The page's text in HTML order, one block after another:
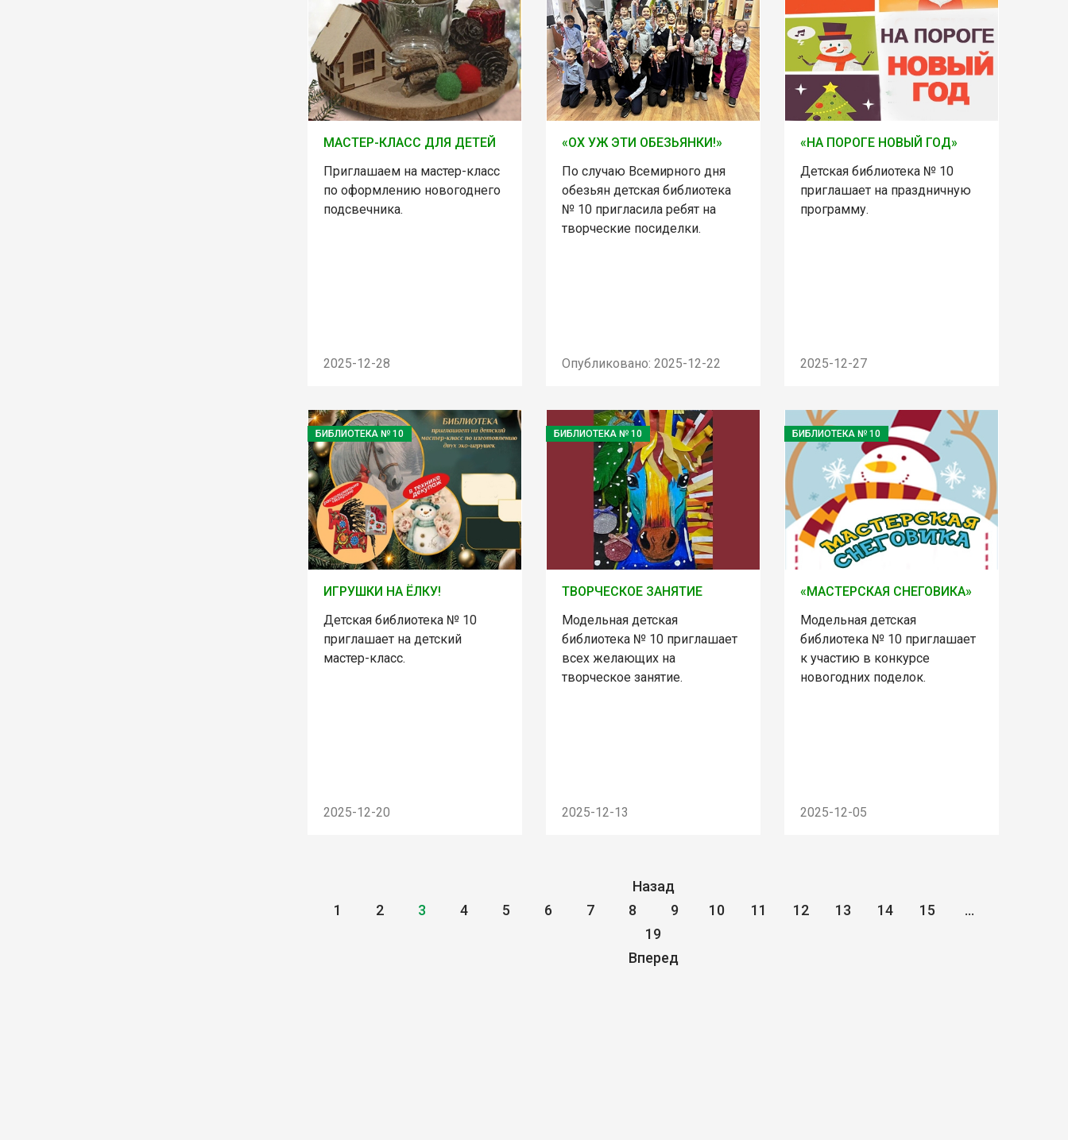
МАСТЕР-КЛАСС ДЛЯ ДЕТЕЙ
Приглашаем на мастер-класс
по оформлению новогоднего
подсвечника.
2025-12-28
«ОХ УЖ ЭТИ ОБЕЗЬЯНКИ!»
По случаю Всемирного дня
обезьян детская библиотека
№ 10 пригласила ребят на
творческие посиделки.
Опубликовано: 2025-12-22
«НА ПОРОГЕ НОВЫЙ ГОД»
Детская библиотека № 10
приглашает на праздничную
программу.
2025-12-27
БИБЛИОТЕКА № 10
ИГРУШКИ НА ЁЛКУ!
Детская библиотека № 10
приглашает на детский
мастер-класс.
2025-12-20
БИБЛИОТЕКА № 10
ТВОРЧЕСКОЕ ЗАНЯТИЕ
Модельная детская
библиотека № 10 приглашает
всех желающих на
творческое занятие.
2025-12-13
БИБЛИОТЕКА № 10
«МАСТЕРСКАЯ СНЕГОВИКА»
Модельная детская
библиотека № 10 приглашает
к участию в конкурсе
новогодних поделок.
2025-12-05
Назад
1
2 3 4 5 6 7 8 9 10 11 12 13 14 15
...
19
Вперед